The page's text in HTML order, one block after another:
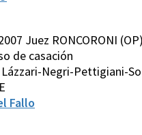
Juez RONCORONI
de casación
Negri-Pettigiani-
Fallo